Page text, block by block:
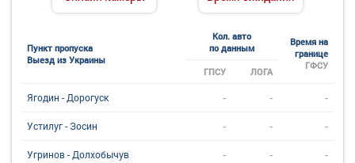
Пункт пропуска
Выезд из Украины
Кол. авто
по данным
Время на
границе
ГФСУ
ГПСУ ЛОГА
Ягодин - Дорогуск - - -
Устилуг - Зосин - - -
Угринов - Долхобычув - - -